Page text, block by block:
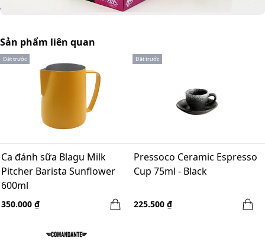
Sản phẩm liên quan
Đặt trước
Ca đánh sữa Blagu Milk
Pitcher Barista Sunflower
600ml
350.000 ₫
Đặt trước
Pressoco Ceramic Espresso
Cup 75ml - Black
225.500 ₫